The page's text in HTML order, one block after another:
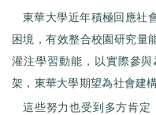
東華大學近年積極回應社
困境，有效整合校園研究量
灌注學習動能，以實際參
架，東華大學期望為社會建
這些努力也受到多方肯